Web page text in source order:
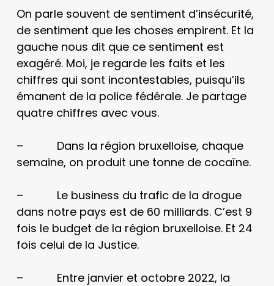
On parle souvent de sentiment d’insécurité,
de sentiment que les choses empirent. Et la
gauche nous dit que ce sentiment est
exagéré. Moi, je regarde les faits et les
chiffres qui sont incontestables, puisqu’ils
émanent de la police fédérale. Je partage
quatre chiffres avec vous.
– Dans la région bruxelloise, chaque
semaine, on produit une tonne de cocaïne.
– Le business du trafic de la drogue
dans notre pays est de 60 milliards. C’est 9
fois le budget de la région bruxelloise. Et 24
fois celui de la Justice.
– Entre janvier et octobre 2022, la